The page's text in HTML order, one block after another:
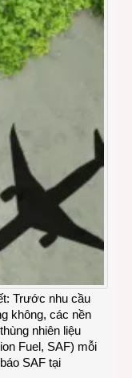
Trước nhu cầu
không, các nền
nhiên liệu
Fuel, SAF) mỗi
SAF tại